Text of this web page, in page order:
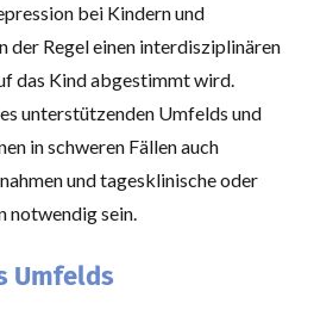
bei Kindern und
der Regel einen interdisziplinären
das Kind abgestimmt wird.
unterstützenden Umfelds und
in schweren Fällen auch
und tagesklinische oder
notwendig sein.
Umfelds